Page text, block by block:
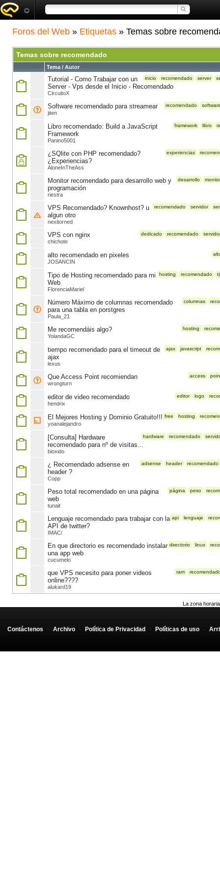
Foros del Web » Etiquetas » Temas sobre
Temas sobre recomendado
Tema / Autor
inicio recomendado server
Tutorial - Como Trabajar con un
Server - Vps desde el Inicio - Recomendado
CircuitoX
recomendado
Software recomendado para streamear
jiten
framework libro
Libro recomendado: Build a JavaScript
Framework
Panino5001
experiencias
¿SQlite con PHP recomendado?
¿Experiencias?
AloneInTheAss
desarrollo
Monitor recomendado para desarrollo web y
programación
riestra
recomendado servidor
VPS Recomendado? Knownhost? u
algun otro
nexitorned
dedicado recomendado
VPS con nginx
chichote
alto recomendado en pixeles
JOSANCIN
hosting recomendado
Tipo de Hosting recomendado para mi
Web
FlorenciaMariel
columnas
Número Máximo de columnas recomendado
para una tabla en porstgres
Paula_21
hosting
Me recomendáis algo?
YolandaGC
ajax javascript
tiempo recomendado para el timeout de
ajax
lexus
access
Que Access Point recomiendan
wrongturn
editor logo
editor de video recomendado
hendrix
free hosting
El Mejores Hosting y Dominio Gratuito!!!
yoanalejandro
hardware recomendado
[Consulta] Hardware
recomendado para nº de visitas...
bioxido
adsense header recomendado
¿ Recomendado adsense en
header ?
Copp
página peso
Peso total recomendado en una página
web
tunait
api lenguaje
Lenguaje recomendado para trabajar con la
API de twitter?
IMAC/
directorio linux
En que directorio es recomendado instalar
una app web
cucumelo
ram
que VPS necesito para poner videos
online????
alukard19
La zona
Contáctenos - Archivo - Política de Privacidad - Políticas de uso -